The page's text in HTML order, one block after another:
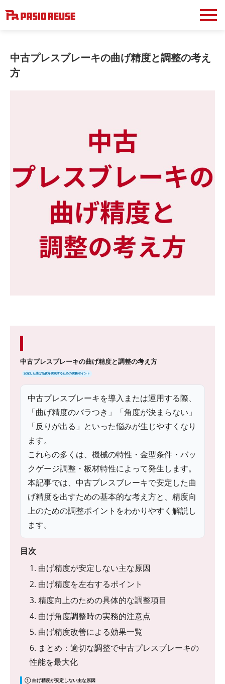
中古プレスブレーキの曲げ精度と調整の考え
方
中古プレスブレーキの曲げ精度と調整の考え方
安定した曲げ品質を実現するための実務ポイント
中古プレスブレーキを導入または運用する際、
「曲げ精度のバラつき」「角度が決まらない」
「反りが出る」といった悩みが生じやすくなり
ます。
これらの多くは、機械の特性・金型条件・バッ
クゲージ調整・板材特性によって発生します。
本記事では、中古プレスブレーキで安定した曲
げ精度を出すための基本的な考え方と、精度向
上のための調整ポイントをわかりやすく解説し
ます。
目次
1. 曲げ精度が安定しない主な原因
2. 曲げ精度を左右するポイント
3. 精度向上のための具体的な調整項目
4. 曲げ角度調整時の実務的注意点
5. 曲げ精度改善による効果一覧
6. まとめ：適切な調整で中古プレスブレーキの
性能を最大化
① 曲げ精度が安定しない主な原因